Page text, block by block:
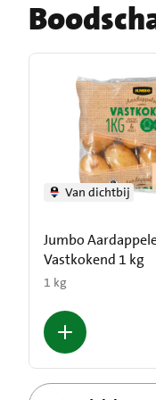
Jumbo
Vastkokend 1 kg
1 kg
Van dichtbij